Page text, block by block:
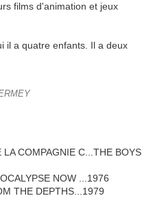
films d'animation et jeux
il a quatre enfants. Il a deux
COMPAGNIE C...THE BOYS
NOW ...1976
THE DEPTHS...1979